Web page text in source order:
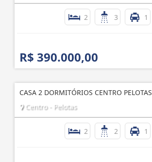
2 3 1
R$ 390.000,00
CASA 2 DORMITÓRIOS CENTRO PELOTAS
Centro - Pelotas
2 2 1